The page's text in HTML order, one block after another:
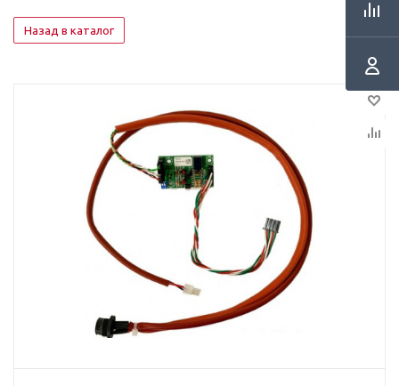
Назад в каталог